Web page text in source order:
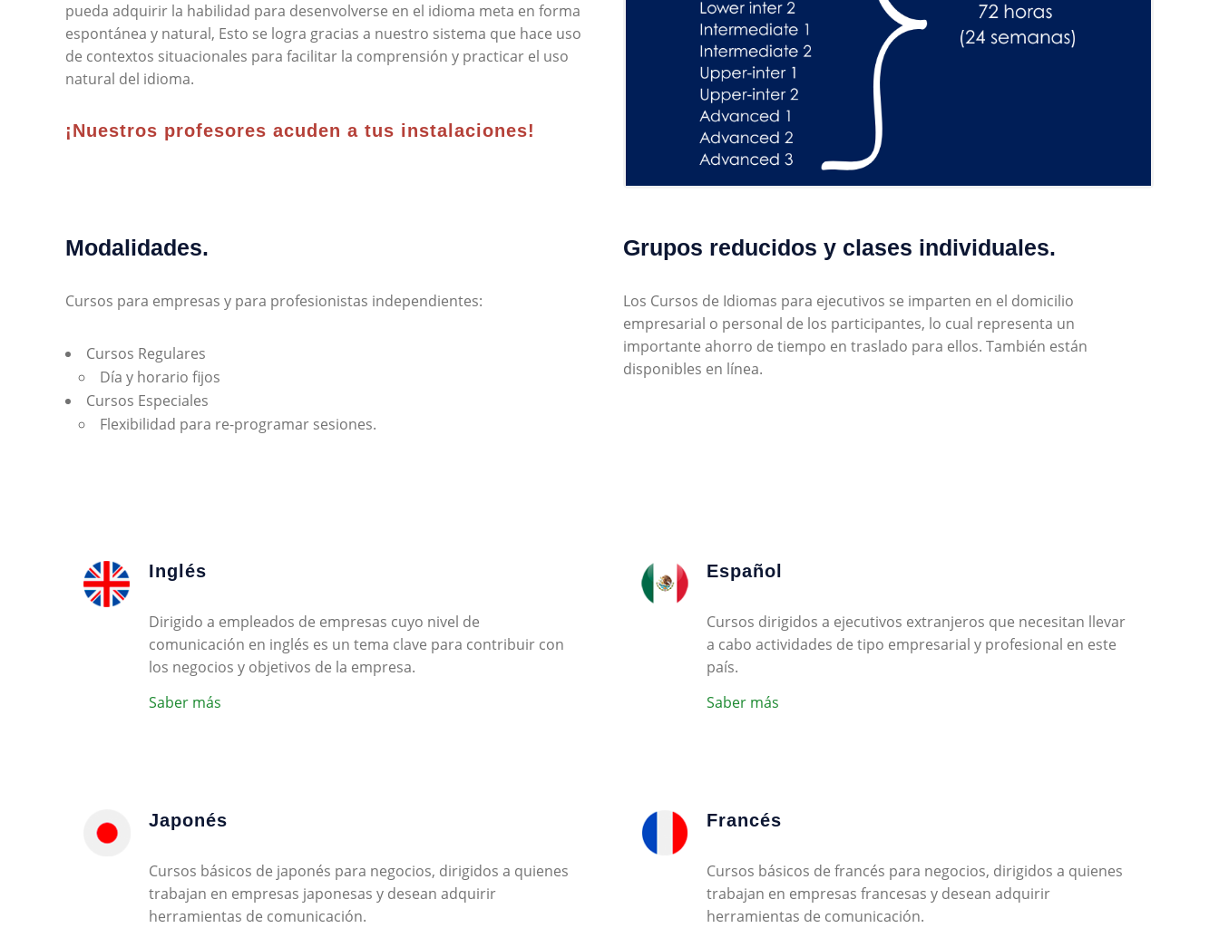
pueda adquirir la habilidad para desenvolverse en el idioma meta en forma
espontánea y natural, Esto se logra gracias a nuestro sistema que hace uso
de contextos situacionales para facilitar la comprensión y practicar el uso
natural del idioma.
¡Nuestros profesores acuden a tus instalaciones!
Modalidades.
Cursos para empresas y para profesionistas independientes:
Cursos Regulares
Día y horario fijos
Cursos Especiales
Flexibilidad para re-programar sesiones.
Grupos reducidos y clases individuales.
Los Cursos de Idiomas para ejecutivos se imparten en el domicilio
empresarial o personal de los participantes, lo cual representa un
importante ahorro de tiempo en traslado para ellos. También están
disponibles en línea.
Inglés
Dirigido a empleados de empresas cuyo nivel de
comunicación en inglés es un tema clave para contribuir con
los negocios y objetivos de la empresa.
Saber más
Japonés
Cursos básicos de japonés para negocios, dirigidos a quienes
trabajan en empresas japonesas y desean adquirir
herramientas de comunicación.
Español
Cursos dirigidos a ejecutivos extranjeros que necesitan llevar
a cabo actividades de tipo empresarial y profesional en este
país.
Saber más
Francés
Cursos básicos de francés para negocios, dirigidos a quienes
trabajan en empresas francesas y desean adquirir
herramientas de comunicación.